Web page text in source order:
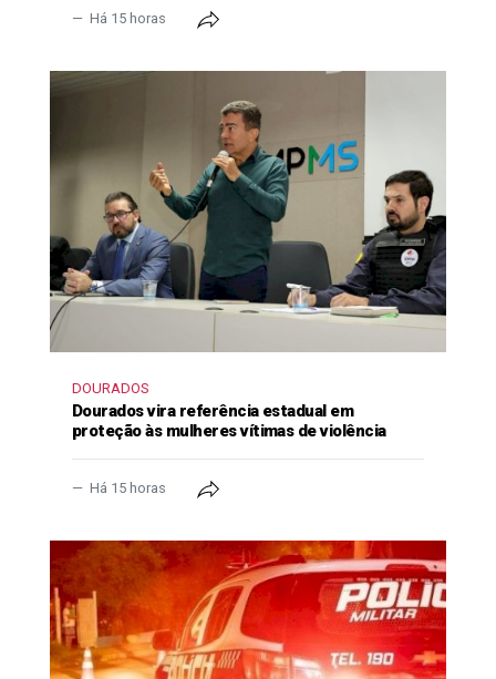
Há 15 horas
DOURADOS
Dourados vira referência estadual em
proteção às mulheres vítimas de violência
Há 15 horas